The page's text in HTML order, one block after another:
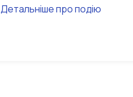
Детальніше про подію